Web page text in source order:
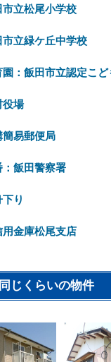
立松尾小学校
立緑ケ丘中学校
：飯田市立認定こ
役場
易郵便局
飯田警察署
り
金庫松尾支店
じくらいの物件